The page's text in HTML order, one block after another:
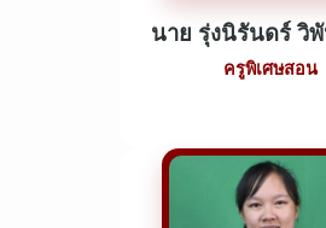
นาย รุ่งนิรันดร์ วิ
ครูพิเศษสอน